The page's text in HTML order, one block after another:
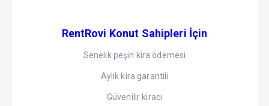
RentRovi Konut Sahipleri İçin
Senelik peşin kira ödemesi
Aylık kira garantili
Güvenilir kiracı